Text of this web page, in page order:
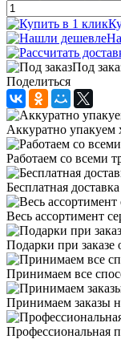
Под
Поделиться
Аккуратно упакуем
Работаем со всеми
Бесплатная
Весь ассортимент
Подарки при заказе
Принимаем все
Принимаем заказы
Профессиональная